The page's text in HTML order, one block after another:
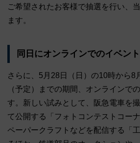
ご希望されたお客様で抽選を行い、
ます。
同日にオンラインでのイベン
さらに、5月28日（日）の10時から8
（予定）までの期間、オンラインで
す。新しい試みとして、阪急電車を
て公開する「フォトコンテストコー
ペーパークラフトなどを配信する「